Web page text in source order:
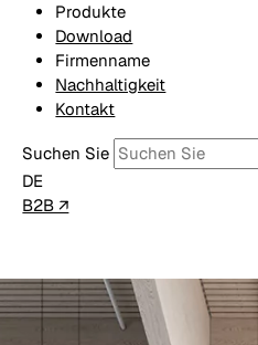
Produkte
Download
Firmenname
Nachhaltigkeit
Kontakt
Suchen Sie
DE
B2B ↗